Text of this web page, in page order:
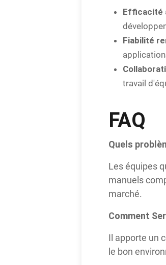
Efficacité
Fiabilité
travail
FAQ
Quels
Les équipes
manuels
marché.
Comment
Il apporte un
le bon